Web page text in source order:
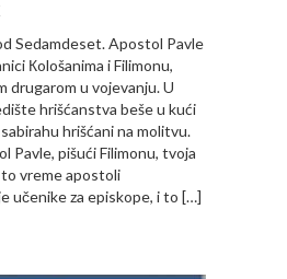
Sedamdeset. Apostol Pavle
Кološanima i Filimonu,
drugarom u vojevanju. U
hrišćanstva beše u kući
hrišćani na molitvu.
Pavle, pišući Filimonu, tvoja
to vreme apostoli
učenike za episkope, i to […]